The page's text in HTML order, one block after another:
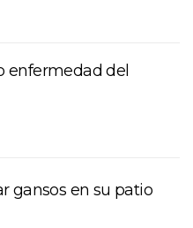
enfermedad del
gansos en su patio